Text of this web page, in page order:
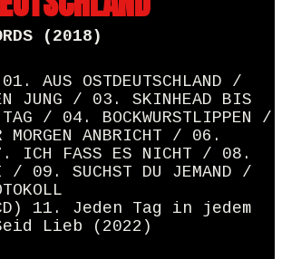
(2018)
AUS OSTDEUTSCHLAND /
JUNG / 03. SKINHEAD BIS
TAG / 04. BOCKWURSTLIPPEN /
MORGEN ANBRICHT / 06.
ICH FASS ES NICHT / 08.
/ 09. SUCHST DU JEMAND /
CD) 11. Jeden Tag in jedem
Lieb (2022)